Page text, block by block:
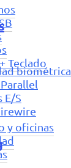
Teclado
y oficinas
biométrica
E/S